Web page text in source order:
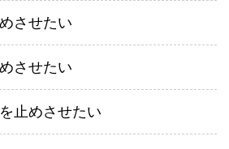
させたい
させたい
止めさせたい